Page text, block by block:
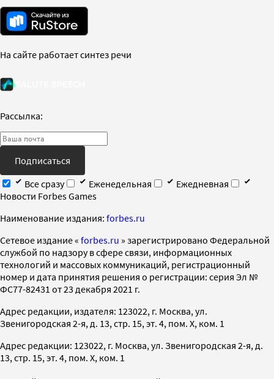
На сайте работает синтез речи
Рассылка:
Подписаться
Все сразу
Еженедельная
Ежедневная
Новости Forbes Games
Наименование издания: forbes.ru
Cетевое издание « forbes.ru » зарегистрировано Федеральной
службой по надзору в сфере связи, информационных
технологий и массовых коммуникаций, регистрационный
номер и дата принятия решения о регистрации: серия Эл №
ФС77-82431 от 23 декабря 2021 г.
Адрес редакции, издателя: 123022, г. Москва, ул.
Звенигородская 2-я, д. 13, стр. 15, эт. 4, пом. X, ком. 1
Адрес редакции: 123022, г. Москва, ул. Звенигородская 2-я, д.
13, стр. 15, эт. 4, пом. X, ком. 1